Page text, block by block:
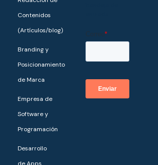
Contenidos
(Artículos/blog)
Branding y
Posicionamiento
de Marca
Empresa de
Software y
Programación
Desarrollo